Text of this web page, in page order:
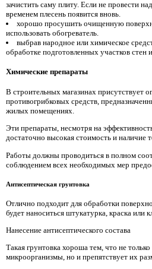
зачистить саму плиту. Если не провести
временем плесень появится вновь.
хорошо просушить очищенную
использовать обогреватель.
выбрав народное или химическое
обработке подготовленных участков стен
Химические препараты
В строительных магазинах присутствует
противогрибковых средств,
жилых помещениях.
Эти препараты, несмотря на
достаточно высокая стоимость и наличие
Работы должны проводиться в полном
соблюдением всех необходимых мер
Антисептическая грунтовка
Отлично подходит для обработки
будет наноситься штукатурка, краска или
Нанесение антисептического состава
Такая грунтовка хороша тем, что не
микроорганизмы, но и препятствует их